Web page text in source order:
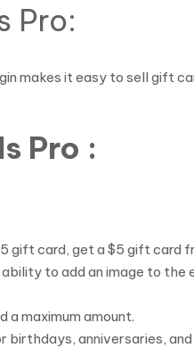
Pro:
makes it easy to sell gift
Pro :
gift card, get a $5 gift card
to add an image to the
a maximum amount.
anniversaries, and